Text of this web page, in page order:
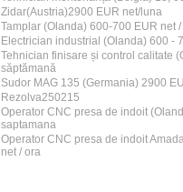
Zidar(Austria)2900 EUR net/luna
Tamplar (Olanda) 600-700 EUR net
Electrician industrial (Olanda) 600 -
Tehnician finisare și control calitate
săptămană
Sudor MAG 135 (Germania) 2900
Rezolva250215
Operator CNC presa de indoit
saptamana
Operator CNC presa de indoit
net / ora